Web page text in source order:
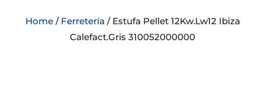
Home/ Ferretería / Estufa Pellet 12Kw.Lw12 Ibiza
Calefact.Gris 310052000000